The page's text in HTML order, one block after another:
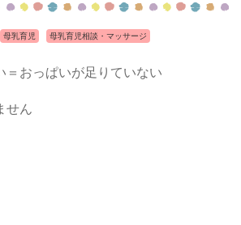
母乳育児 母乳育児相談・マッサージ
＝おっぱいが足りていない
せん